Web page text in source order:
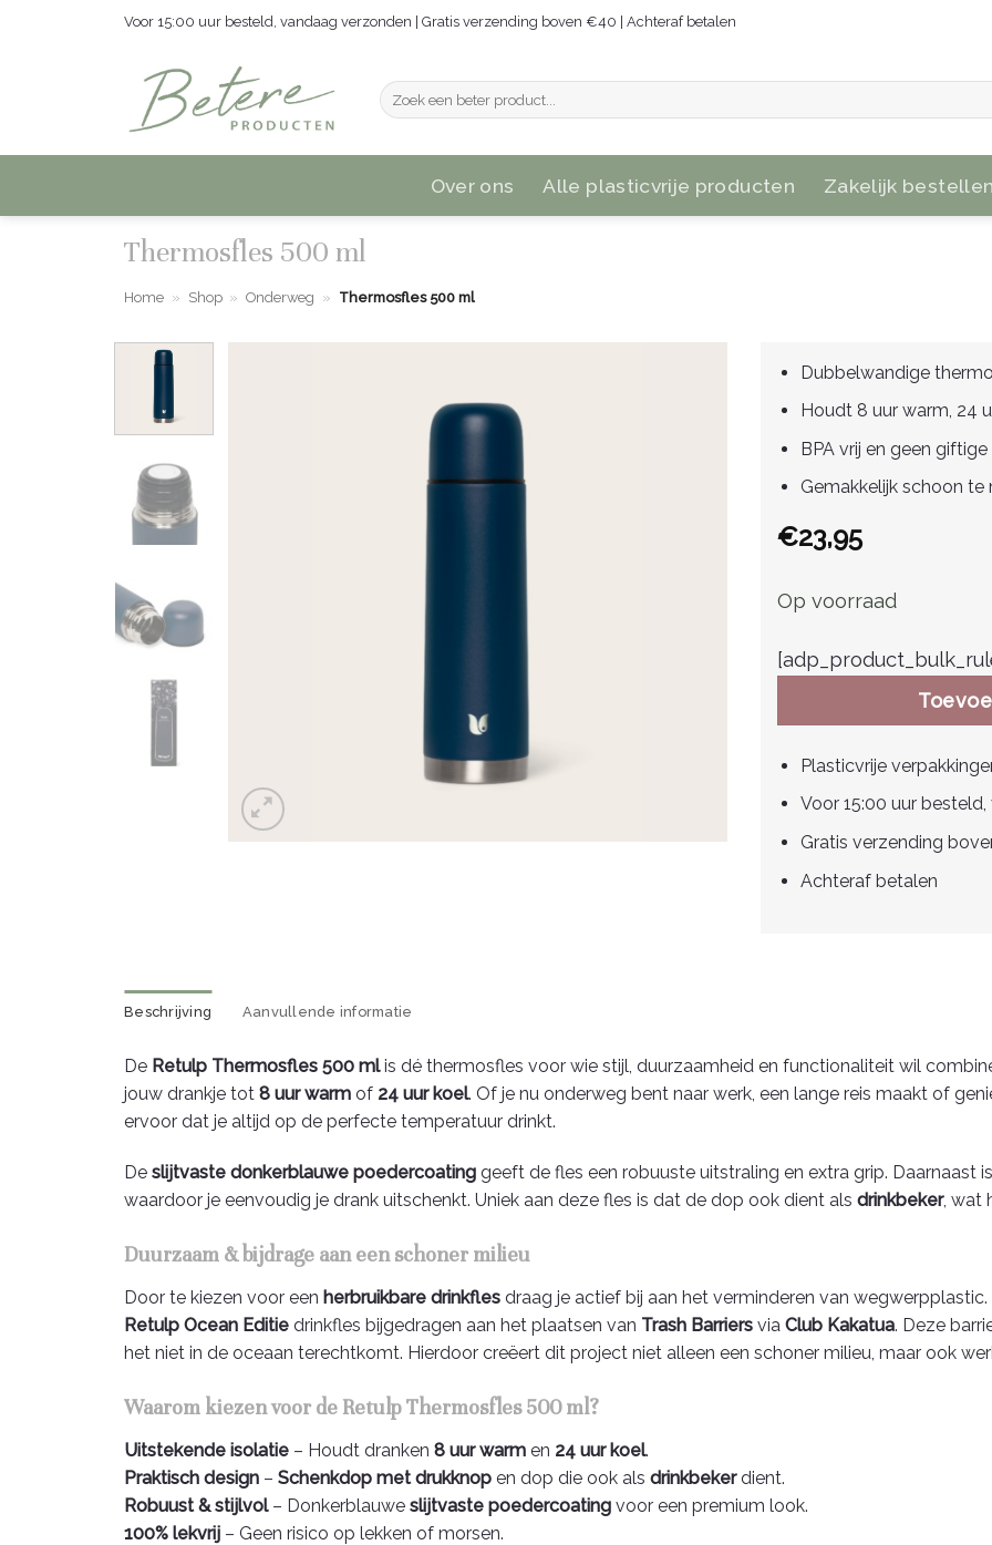
Voor 15:00 uur besteld, vandaag verzonden | Gratis verzending boven €40 | Achteraf betalen
Zoeken
naar:
Over ons Alle plasticvrije producten Zakelijk
Thermosfles 500 ml
Home » Shop » Onderweg » Thermosfles 500 ml
Dubbelwandige
Houdt 8 uur warm, 24
BPA vrij en geen
Gemakkelijk schoon te
€23,95
Op voorraad
Plasticvrije
Voor 15:00 uur
Gratis verzending
Achteraf betalen
Beschrijving Aanvullende informatie
De Retulp Thermosfles 500 mlis dé thermosfles voor wie stijl, duurzaamheid en functionaliteit wil
jouw drankje tot 8 uur warm of 24 uur koel. Of je nu onderweg bent naar werk, een lange reis maakt of
ervoor dat je altijd op de perfecte temperatuur drinkt.
De slijtvaste donkerblauwe poedercoating geeft de fles een robuuste uitstraling en extra grip. Daarnaast
waardoor je eenvoudig je drank uitschenkt. Uniek aan deze fles is dat de dop ook dient als drinkbeker, wat
Duurzaam & bijdrage aan een schoner milieu
Door te kiezen voor een herbruikbare drinkfles draag je actief bij aan het verminderen van
Retulp Ocean Editie drinkfles bijgedragen aan het plaatsen van Trash Barriers via Club Kakatua. Deze
het niet in de oceaan terechtkomt. Hierdoor creëert dit project niet alleen een schoner milieu, maar ook
Waarom kiezen voor de Retulp Thermosfles 500 ml?
Uitstekende isolatie – Houdt dranken 8 uur warm en 24 uur koel.
Praktisch design – Schenkdop met drukknop en dop die ook als drinkbekerdient.
Robuust & stijlvol– Donkerblauwe slijtvaste poedercoating voor een premium look.
100% lekvrij – Geen risico op lekken of morsen.